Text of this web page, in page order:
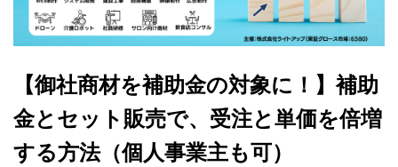
【御社商材を補助金の対象に！】補助
金とセット販売で、受注と単価を倍増
する方法（個人事業主も可）